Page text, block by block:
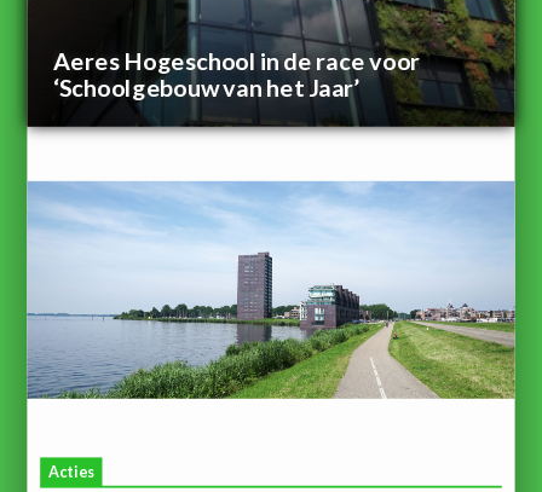
Aeres Hogeschool in de race voor
‘Schoolgebouw van het Jaar’
Acties